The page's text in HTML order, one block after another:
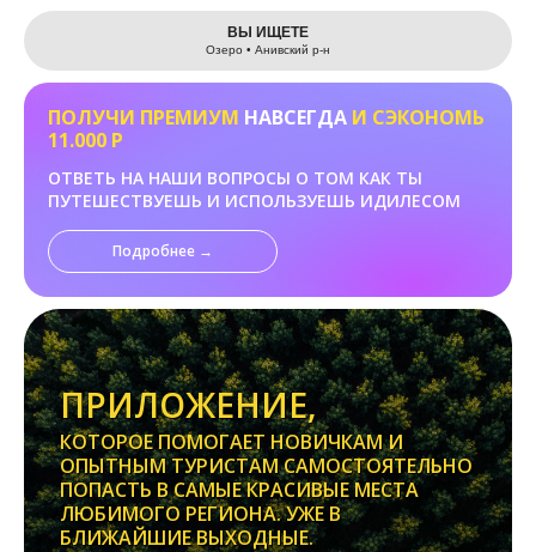
Leaflet
ВЫ ИЩЕТЕ
Озеро • Анивский р-н
ПОЛУЧИ ПРЕМИУМ НАВСЕГДА И СЭКОНОМЬ
11.000 Р
ОТВЕТЬ НА НАШИ ВОПРОСЫ О ТОМ КАК ТЫ
ПУТЕШЕСТВУЕШЬ И ИСПОЛЬЗУЕШЬ ИДИЛЕСОМ
Подробнее →
ПРИЛОЖЕНИЕ,
КОТОРОЕ ПОМОГАЕТ НОВИЧКАМ И
ОПЫТНЫМ ТУРИСТАМ САМОСТОЯТЕЛЬНО
ПОПАСТЬ В САМЫЕ КРАСИВЫЕ МЕСТА
ЛЮБИМОГО РЕГИОНА. УЖЕ В
БЛИЖАЙШИЕ ВЫХОДНЫЕ.